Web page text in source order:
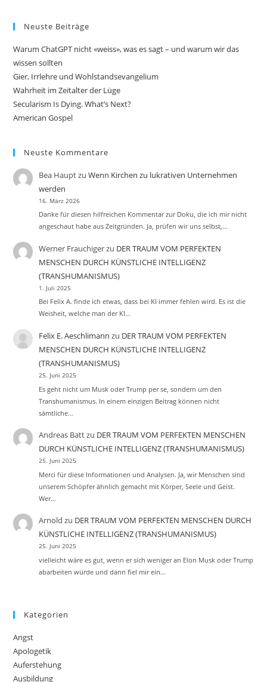
Neuste Beiträge
Warum ChatGPT nicht «weiss», was es sagt – und warum wir das
wissen sollten
Gier, Irrlehre und Wohlstandsevangelium
Wahrheit im Zeitalter der Lüge
Secularism Is Dying. What’s Next?
American Gospel
Neuste Kommentare
Bea Hauptzu Wenn Kirchen zu lukrativen Unternehmen
werden
16. März 2026
Danke für diesen hilfreichen Kommentar zur Doku, die ich mir nicht
angeschaut habe aus Zeitgründen. Ja, prüfen wir uns selbst,…
Werner Frauchigerzu DER TRAUM VOM PERFEKTEN
MENSCHEN DURCH KÜNSTLICHE INTELLIGENZ
(TRANSHUMANISMUS)
1. Juli 2025
Bei Felix A. finde ich etwas, dass bei KI immer fehlen wird. Es ist die
Weisheit, welche man der KI…
Felix E. Aeschlimann zu DER TRAUM VOM PERFEKTEN
MENSCHEN DURCH KÜNSTLICHE INTELLIGENZ
(TRANSHUMANISMUS)
25. Juni 2025
Es geht nicht um Musk oder Trump per se, sondern um den
Transhumanismus. In einem einzigen Beitrag können nicht
sämtliche…
Andreas Battzu DER TRAUM VOM PERFEKTEN MENSCHEN
DURCH KÜNSTLICHE INTELLIGENZ (TRANSHUMANISMUS)
25. Juni 2025
Merci für diese Informationen und Analysen. Ja, wir Menschen sind
unserem Schöpfer ähnlich gemacht mit Körper, Seele und Geist.
Wer…
Arnold zu DER TRAUM VOM PERFEKTEN MENSCHEN DURCH
KÜNSTLICHE INTELLIGENZ (TRANSHUMANISMUS)
25. Juni 2025
vielleicht wäre es gut, wenn er sich weniger an Elon Musk oder Trump
abarbeiten würde und dann fiel mir ein…
Kategorien
Angst
Apologetik
Auferstehung
Ausbildung